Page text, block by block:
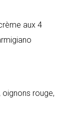
aux 4
rouge,